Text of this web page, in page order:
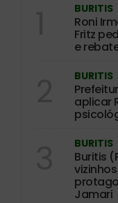
BURITIS
Roni
Fritz
e
BURITIS
aplicar
BURITIS
Buritis
Jamari